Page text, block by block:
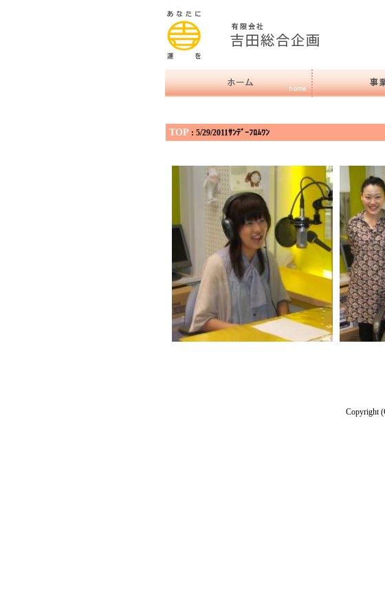
TOP : 5/29/2011ｻﾝﾃﾞｰﾌﾛﾑﾜﾝ
Copyright